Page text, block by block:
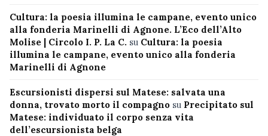
Cultura: la poesia illumina le campane, evento unico
alla fonderia Marinelli di Agnone. L’Eco dell’Alto
Molise | Circolo I. P. La C. su Cultura: la poesia
illumina le campane, evento unico alla fonderia
Marinelli di Agnone
Escursionisti dispersi sul Matese: salvata una
donna, trovato morto il compagno su Precipitato sul
Matese: individuato il corpo senza vita
dell’escursionista belga